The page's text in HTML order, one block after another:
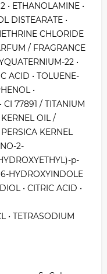
• ETHANOLAMINE •
DISTEARATE •
CHLORIDE
/ FRAGRANCE
22 •
ACID • TOLUENE-
•
77891 / TITANIUM
OIL /
KERNEL
2-
p-
HYDROXYINDOLE
• CITRIC ACID •
• TETRASODIUM